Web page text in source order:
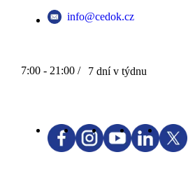
info@cedok.cz
7:00 - 21:00 / 7 dní v týdnu